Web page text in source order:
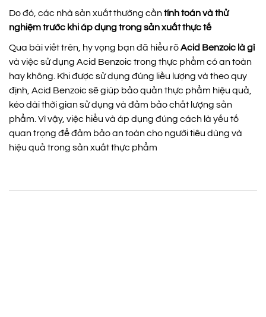
Do đó, các nhà sản xuất thường cầntính toán và thử
nghiệm trước khi áp dụng trong sản xuất thực tế
Qua bài viết trên, hy vọng bạn đã hiểu rõAcid Benzoic là gì
và việc sử dụng Acid Benzoic trong thực phẩm có an toàn
hay không. Khi được sử dụng đúng liều lượng và theo quy
định, Acid Benzoic sẽ giúp bảo quản thực phẩm hiệu quả,
kéo dài thời gian sử dụng và đảm bảo chất lượng sản
phẩm. Vì vậy, việc hiểu và áp dụng đúng cách là yếu tố
quan trọng để đảm bảo an toàn cho người tiêu dùng và
hiệu quả trong sản xuất thực phẩm